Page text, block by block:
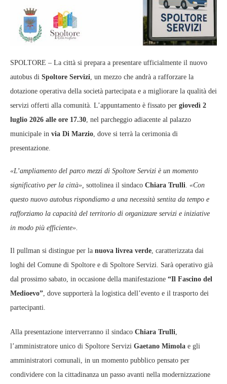
SPOLTORE – La città si prepara a presentare ufficialmente il nuovo
autobus di Spoltore Servizi , un mezzo che andrà a rafforzare la
dotazione operativa della società partecipata e a migliorare la qualità dei
servizi offerti alla comunità. L’appuntamento è fissato per giovedì 2
luglio 2026 alle ore 17.30 , nel parcheggio adiacente al palazzo
municipale in via Di Marzio , dove si terrà la cerimonia di
presentazione.
«L’ampliamento del parco mezzi di Spoltore Servizi è un momento
significativo per la città», sottolinea il sindaco Chiara Trulli «Con
questo nuovo autobus rispondiamo a una necessità sentita da tempo e
rafforziamo la capacità del territorio di organizzare servizi e iniziative
in modo più efficiente».
Il pullman si distingue per la nuova livrea verde , caratterizzata dai
loghi del Comune di Spoltore e di Spoltore Servizi. Sarà operativo già
dal prossimo sabato, in occasione della manifestazione “Il Fascino del
Medioevo” , dove supporterà la logistica dell’evento e il trasporto dei
partecipanti.
Alla presentazione interverranno il sindaco Chiara Trulli
l’amministratore unico di Spoltore Servizi Gaetano Mimola e gli
amministratori comunali, in un momento pubblico pensato per
condividere con la cittadinanza un passo avanti nella modernizzazione